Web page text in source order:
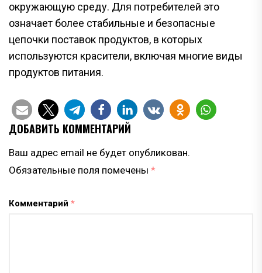
окружающую среду. Для потребителей это
означает более стабильные и безопасные
цепочки поставок продуктов, в которых
используются красители, включая многие виды
продуктов питания.
ДОБАВИТЬ КОММЕНТАРИЙ
Ваш адрес email не будет опубликован.
Обязательные поля помечены *
Комментарий *